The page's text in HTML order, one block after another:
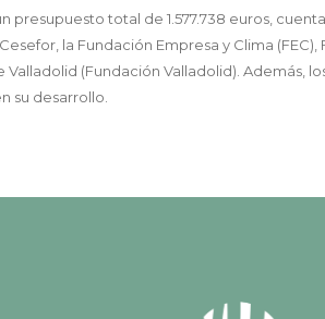
presupuesto total de 1.577.738 euros,
la Fundación Empresa y Clima (FEC),
(Fundación Valladolid). Además,
su desarrollo.